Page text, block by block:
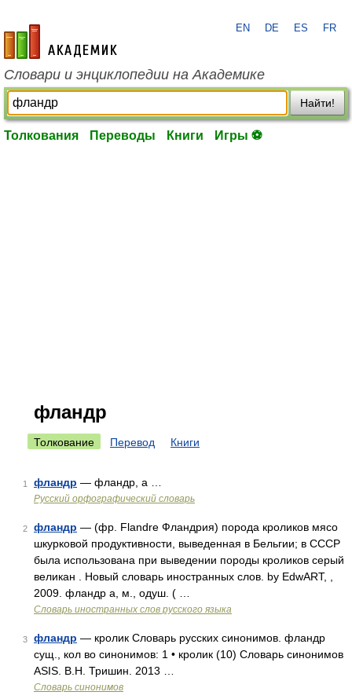
academic.ru
EN DE ES FR
Словари и энциклопедии на Академике
Найти!
Толкования Переводы Книги Игры ⚽
фландр
Толкование Перевод Книги
1 фландр — фландр, а …
Русский орфографический словарь
2 фландр — (фр. Flandre Фландрия) порода кроликов мясо
шкурковой продуктивности, выведенная в Бельгии; в СССР
была использована при выведении породы кроликов серый
великан . Новый словарь иностранных слов. by EdwART, ,
2009. фландр а, м., одуш. ( …
Словарь иностранных слов русского языка
3 фландр — кролик Словарь русских синонимов. фландр
сущ., кол во синонимов: 1 • кролик (10) Словарь синонимов
ASIS. В.Н. Тришин. 2013 …
Словарь синонимов